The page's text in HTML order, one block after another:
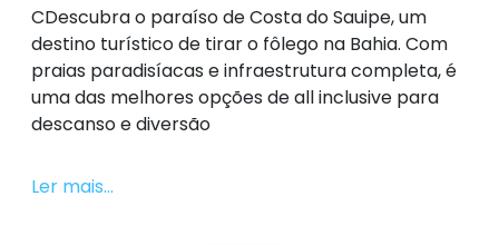
CDescubra o paraíso de Costa do Sauipe, um
destino turístico de tirar o fôlego na Bahia. Com
praias paradisíacas e infraestrutura completa, é
uma das melhores opções de all inclusive para
descanso e diversão
Ler mais...